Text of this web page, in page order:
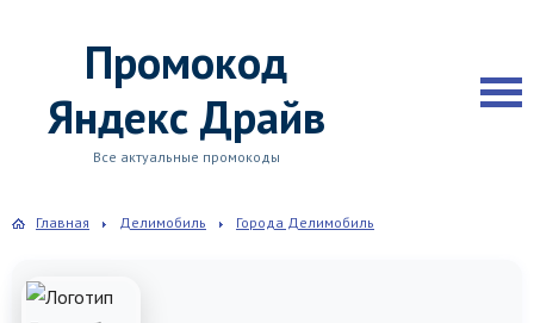
Промокод
Яндекс Драйв
Все актуальные промокоды
Главная Делимобиль Города Делимобиль